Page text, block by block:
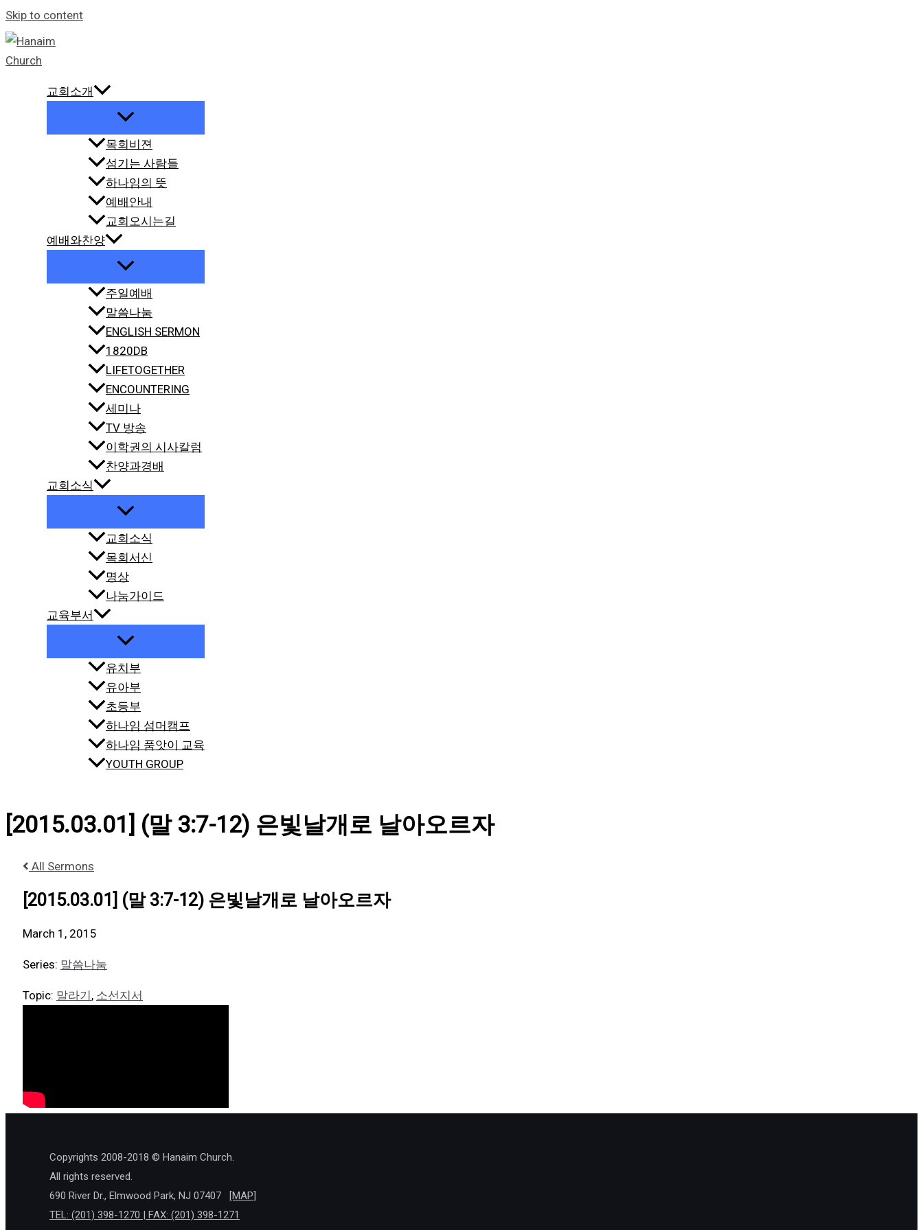
Skip to content
교회소개
목회비젼
섬기는 사람들
하나임의 뜻
예배안내
교회오시는길
예배와찬양
주일예배
말씀나눔
ENGLISH SERMON
1820DB
LIFETOGETHER
ENCOUNTERING
세미나
TV 방송
이학권의 시사칼럼
찬양과경배
교회소식
교회소식
목회서신
명상
나눔가이드
교육부서
유치부
유아부
초등부
하나임 섬머캠프
하나임 품앗이 교육
YOUTH GROUP
[2015.03.01] (말 3:7-12) 은빛날개로 날아오르자
All Sermons
[2015.03.01] (말 3:7-12) 은빛날개로 날아오르자
March 1, 2015
Series: 말씀나눔
Topic: 말라기, 소선지서
Copyrights 2008-2018 © Hanaim Church.
All rights reserved.
690 River Dr., Elmwood Park, NJ 07407
[MAP]
TEL: (201) 398-1270 | FAX: (201) 398-1271